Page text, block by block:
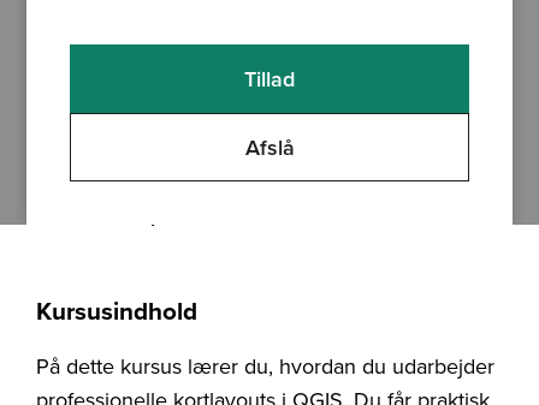
Afslå
Tillad
TIDSPUNKT VARIGHED
3 t
STED
Online
KURSUSANSVARLIG
Kursusindhold
På dette kursus lærer du, hvordan du udarbejder